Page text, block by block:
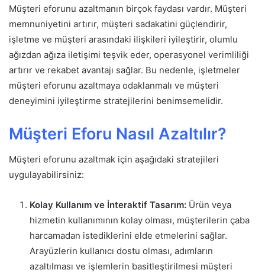
Müşteri eforunu azaltmanın birçok faydası vardır. Müşteri
memnuniyetini artırır, müşteri sadakatini güçlendirir,
işletme ve müşteri arasındaki ilişkileri iyileştirir, olumlu
ağızdan ağıza iletişimi teşvik eder, operasyonel verimliliği
artırır ve rekabet avantajı sağlar. Bu nedenle, işletmeler
müşteri eforunu azaltmaya odaklanmalı ve müşteri
deneyimini iyileştirme stratejilerini benimsemelidir.
Müşteri Eforu Nasıl Azaltılır?
Müşteri eforunu azaltmak için aşağıdaki stratejileri
uygulayabilirsiniz:
Kolay Kullanım ve İnteraktif Tasarım: Ürün veya
hizmetin kullanımının kolay olması, müşterilerin çaba
harcamadan istediklerini elde etmelerini sağlar.
Arayüzlerin kullanıcı dostu olması, adımların
azaltılması ve işlemlerin basitleştirilmesi müşteri